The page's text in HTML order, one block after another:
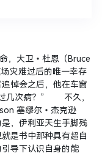
，大卫•杜恩（Bruce
灾难过后的唯一幸存
悼会之后，他在车窗
过几次病？” 不久，
塞缪尔•杰克逊
，伊利亚天生手脚残
是书中那种具有超自
导下认识自身的能